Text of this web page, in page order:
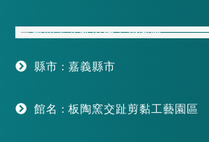
縣市 : 嘉義縣市
館名 : 板陶窯交趾剪黏工藝園區